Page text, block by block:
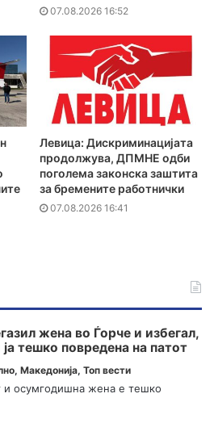
07.08.2026 16:52
Левица: Дискриминацијата
продолжува, ДПМНЕ одби
поголема законска заштита
за бремените работнички
07.08.2026 16:41
жена во Ѓорче и избегал,
ја тешко повредена на патот
, Македонија, Топ вести
и осумгодишна жена е тешко